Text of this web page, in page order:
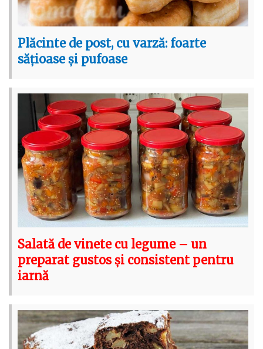
Plăcinte de post, cu varză: foarte
sățioase și pufoase
Salată de vinete cu legume – un
preparat gustos și consistent pentru
iarnă